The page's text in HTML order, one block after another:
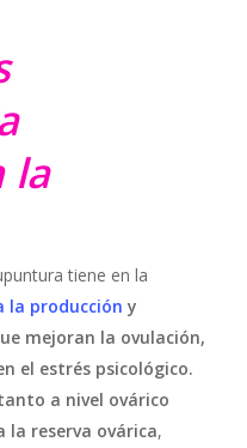
la
tiene en la
la producción y
mejoran la ovulación,
el estrés psicológico.
a nivel ovárico
la reserva ovárica,